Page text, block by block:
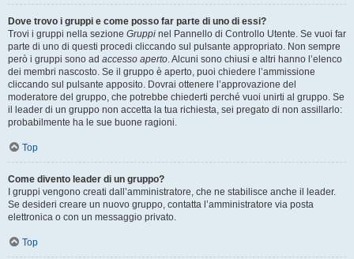
Dove trovo i gruppi e come posso far parte di uno di essi?
Trovi i gruppi nella sezione Gruppi nel Pannello di Controllo Utente. Se vuoi far
parte di uno di questi procedi cliccando sul pulsante appropriato. Non sempre
però i gruppi sono ad accesso aperto. Alcuni sono chiusi e altri hanno l’elenco
dei membri nascosto. Se il gruppo è aperto, puoi chiedere l’ammissione
cliccando sul pulsante apposito. Dovrai ottenere l’approvazione del
moderatore del gruppo, che potrebbe chiederti perché vuoi unirti al gruppo. Se
il leader di un gruppo non accetta la tua richiesta, sei pregato di non assillarlo:
probabilmente ha le sue buone ragioni.
Top
Come divento leader di un gruppo?
I gruppi vengono creati dall’amministratore, che ne stabilisce anche il leader.
Se desideri creare un nuovo gruppo, contatta l’amministratore via posta
elettronica o con un messaggio privato.
Top